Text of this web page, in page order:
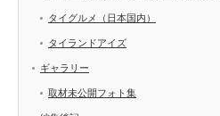
タイグルメ（日本国内）
タイランドアイズ
ギャラリー
取材未公開フォト集